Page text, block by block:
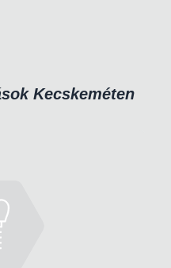
Kecskeméten